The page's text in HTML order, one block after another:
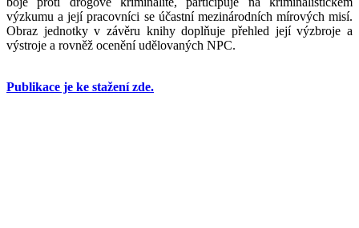
výzkumu a její pracovníci se účastní mezinárodních mírových misí.
Obraz jednotky v závěru knihy doplňuje přehled její výzbroje a
výstroje a rovněž ocenění udělovaných NPC.
Publikace je ke stažení zde.